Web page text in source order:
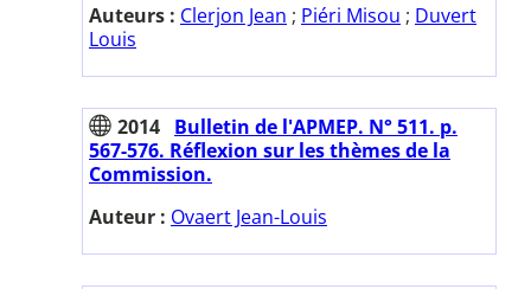
Auteurs : Clerjon Jean ; Piéri Misou ; Duvert
Louis
2014 Bulletin de l'APMEP. N° 511. p.
567-576. Réflexion sur les thèmes de la
Commission.
Auteur : Ovaert Jean-Louis